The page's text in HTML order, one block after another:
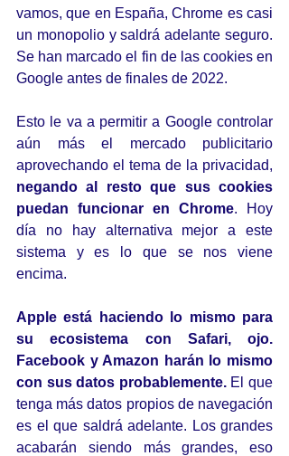
vamos, que en España, Chrome es casi
un monopolio y saldrá adelante seguro.
Se han marcado el fin de las cookies en
Google antes de finales de 2022.
Esto le va a permitir a Google controlar
aún más el mercado publicitario
negando al resto que sus cookies
puedan funcionar en Chrome. Hoy
día no hay alternativa mejor a este
sistema y es lo que se nos viene
encima.
Apple está haciendo lo mismo para
su ecosistema con Safari, ojo.
Facebook y Amazon harán lo mismo
con sus datos probablemente. El que
tenga más datos propios de navegación
es el que saldrá adelante. Los grandes
acabarán siendo más grandes, eso